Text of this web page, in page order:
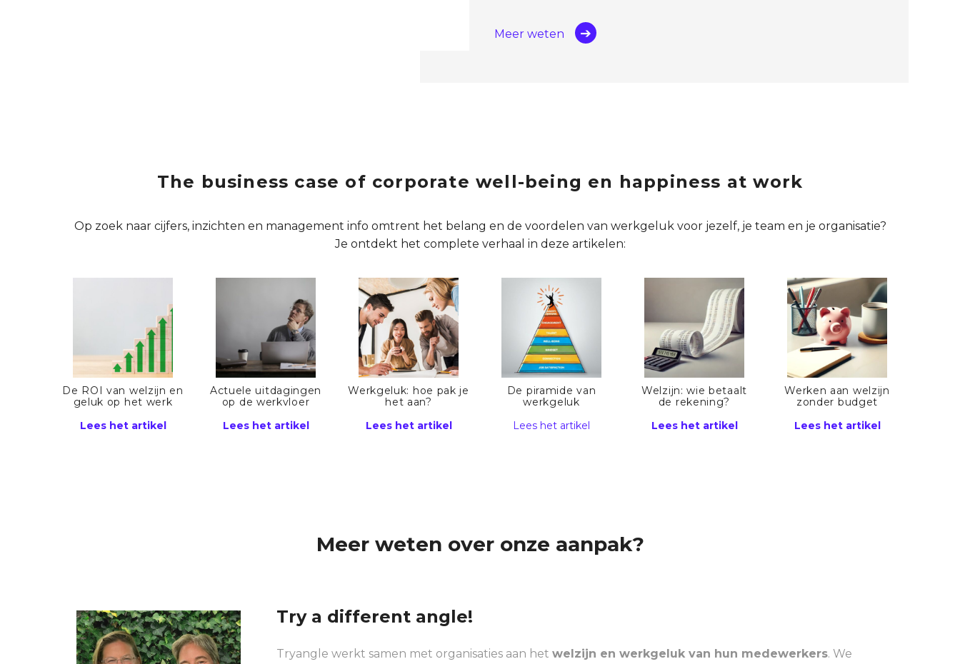
Meer weten
The business case of corporate well-being en happiness at work
Op zoek naar cijfers, inzichten en management info omtrent het belang en de voordelen van werkgeluk voor jezelf, je team en je organisatie?
Je ontdekt het complete verhaal in deze artikelen:
De ROI van welzijn en
geluk op het werk
Lees het artikel
Actuele uitdagingen
op de werkvloer
Lees het artikel
Werkgeluk: hoe pak je
het aan?
Lees het artikel
De piramide van
werkgeluk
Lees het artikel
Welzijn: wie betaalt
de rekening?
Lees het artikel
Werken aan welzijn
zonder budget
Lees het artikel
Meer weten over onze aanpak?
Try a different angle!
Tryangle werkt samen met organisaties aan het welzijn en werkgeluk van hun medewerkers. We